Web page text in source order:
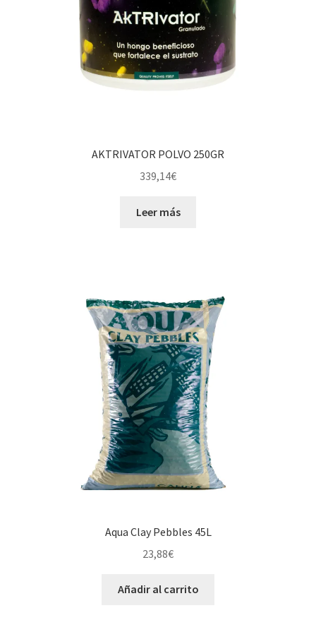
AKTRIVATOR POLVO 250GR
339,14€
Leer más
Aqua Clay Pebbles 45L
23,88€
Añadir al carrito